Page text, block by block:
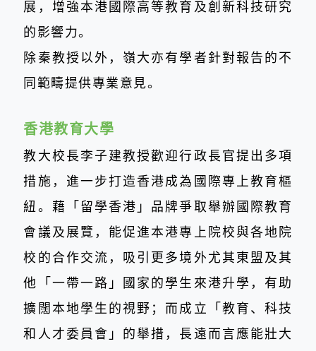
展，增強本港國際高等教育及創新科技研究
的影響力。
除秦教授以外，嶺大亦有學者針對報告的不
同範疇提供專業意見。
香港教育大學
教大校長李子建教授歡迎行政長官提出多項
措施，進一步打造香港成為國際專上教育樞
紐。藉「留學香港」品牌爭取舉辦國際教育
會議及展覽，能促進本港專上院校與各地院
校的合作交流，吸引更多境外尤其東盟及其
他「一帶一路」國家的學生來港升學，有助
擴闊本地學生的視野；而成立「教育、科技
和人才委員會」的舉措，長遠而言應能壯大